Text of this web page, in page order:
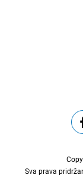
Sva prava